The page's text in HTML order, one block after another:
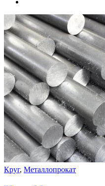
Круг, Металлопрокат